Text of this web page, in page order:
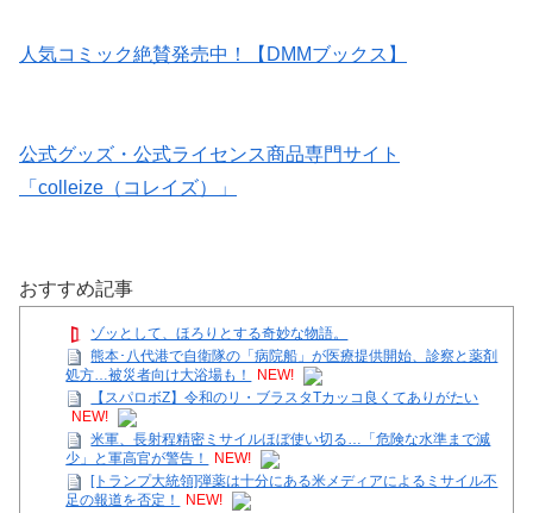
人気コミック絶賛発売中！【DMMブックス】
公式グッズ・公式ライセンス商品専門サイト
「colleize（コレイズ）」
おすすめ記事
ゾッとして、ほろりとする奇妙な物語。
熊本･八代港で自衛隊の「病院船」が医療提供開始、診察と薬剤
処方…被災者向け大浴場も！
NEW!
【スパロボZ】令和のリ・ブラスタTカッコ良くてありがたい
NEW!
米軍、長射程精密ミサイルほぼ使い切る…「危険な水準まで減
少」と軍高官が警告！
NEW!
[トランプ大統領]弾薬は十分にある米メディアによるミサイル不
足の報道を否定！
NEW!